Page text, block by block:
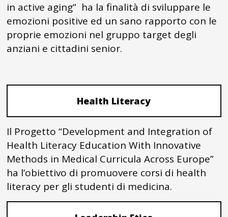
in active aging” ha la finalità di sviluppare le
emozioni positive ed un sano rapporto con le
proprie emozioni nel gruppo target degli
anziani e cittadini senior.
Health Literacy
Il Progetto “Development and Integration of
Health Literacy Education With Innovative
Methods in Medical Curricula Across Europe”
ha l’obiettivo di promuovere corsi di health
literacy per gli studenti di medicina.